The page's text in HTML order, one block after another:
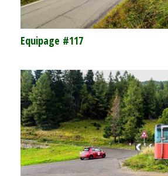
Equipage #117